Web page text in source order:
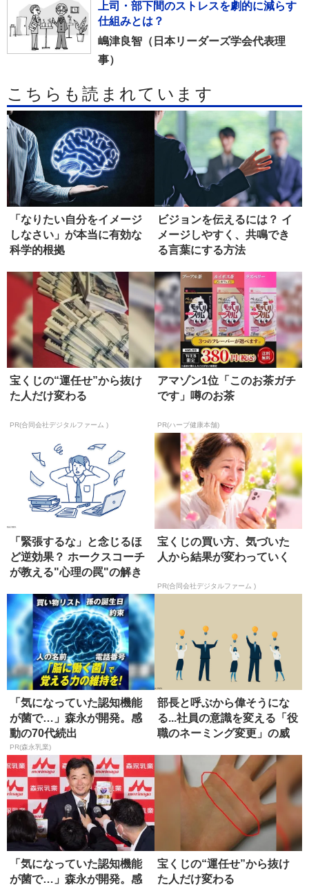
上司・部下間のストレスを劇的に減らす
仕組みとは？
嶋津良智（日本リーダーズ学会代表理
事）
こちらも読まれています
「なりたい自分をイメージ
しなさい」が本当に有効な
科学的根拠
ビジョンを伝えるには？ イ
メージしやすく、共鳴でき
る言葉にする方法
宝くじの“運任せ”から抜け
た人だけ変わる
PR(合同会社デジタルファーム )
アマゾン1位「このお茶ガチ
です」噂のお茶
PR(ハーブ健康本舗)
「緊張するな」と念じるほ
ど逆効果？ ホークスコーチ
が教える"心理の罠"の解き
宝くじの買い方、気づいた
人から結果が変わっていく
PR(合同会社デジタルファーム )
「気になっていた認知機能
が菌で…」森永が開発。感
動の70代続出
PR(森永乳業)
部長と呼ぶから偉そうにな
る...社員の意識を変える「役
職のネーミング変更」の威
「気になっていた認知機能
が菌で…」森永が開発。感
宝くじの“運任せ”から抜け
た人だけ変わる